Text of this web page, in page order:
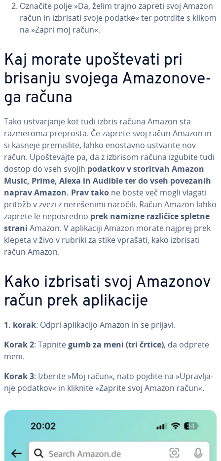
Označite polje »Da, želim trajno zapreti svoj Amazon
račun in izbrisati svoje podatke« ter potrdite s klikom
na »Zapri moj račun«.
Kaj morate upo­šte­va­ti pri
brisanju svojega Ama­zo­no­ve­
ga računa
Tako ustvar­ja­nje kot tudi izbris računa Amazon sta
razmeroma preprosta. Če zaprete svoj račun Amazon in
si kasneje pre­mi­sli­te, lahko enostavno ustvarite nov
račun. Upo­šte­vaj­te pa, da z izbrisom računa izgubite tudi
dostop do vseh svojih podatkov v storitvah Amazon
Music, Prime, Alexa in Audible ter do vseh povezanih
naprav Amazon. Prav tako ne boste več mogli vlagati
pritožb v zvezi z ne­re­še­ni­mi naročili. Račun Amazon lahko
zaprete le ne­po­sre­dno prek namizne različice spletne
strani Amazon. V apli­ka­ci­ji Amazon morate najprej prek
klepeta v živo v rubriki za stike vprašati, kako izbrisati
račun Amazon.
Kako izbrisati svoj Amazonov
račun prek apli­ka­ci­je
1. korak: Odpri apli­ka­ci­jo Amazon in se prijavi.
Korak 2: Tapnitegumb za meni (tri črtice), da odprete
meni.
Korak 3: Izberite »Moj račun«, nato pojdite na »Upra­vlja­
nje podatkov« in kliknite »Zaprite svoj Amazon račun«.